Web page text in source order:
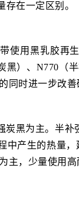
在一定区别。
使用黑乳胶再
黑）、N770（
时进一步改
黑为主。半
中产生的热量
主，少量使用